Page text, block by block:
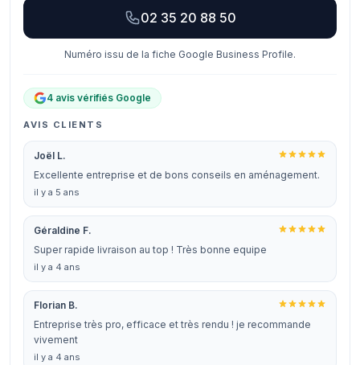
02 35 20 88 50
Numéro issu de la fiche Google Business Profile.
4 avis vérifiés Google
AVIS CLIENTS
Joël L.
Excellente entreprise et de bons conseils en aménagement.
il y a 5 ans
Géraldine F.
Super rapide livraison au top ! Très bonne equipe
il y a 4 ans
Florian B.
Entreprise très pro, efficace et très rendu ! je recommande
vivement
il y a 4 ans